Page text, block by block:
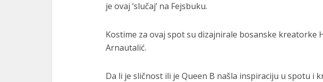
je ovaj ‘slučaj’ na Fejsbuku.
Kostime za ovaj spot su dizajnirale bosanske kreatorke
Arnautalić.
Da li je sličnost ili je Queen B našla inspiraciju u spotu i